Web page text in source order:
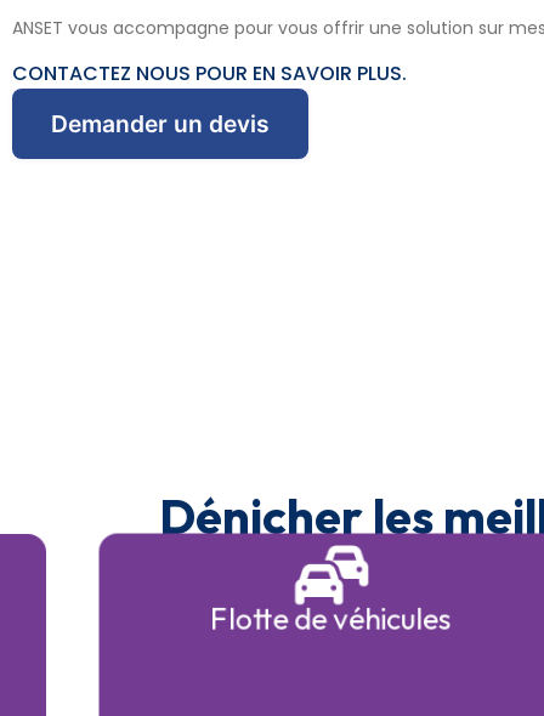
ANSET vous accompagne pour vous offrir une solution sur
CONTACTEZ NOUS POUR EN SAVOIR PLUS.
Demander un devis
Dénicher les
Flotte de véhicules